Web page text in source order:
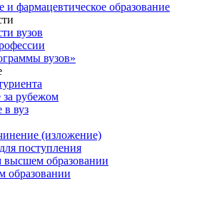
фармацевтическое образование
вузов
вузов»
за рубежом
в вуз
(изложение)
поступления
высшем образовании
образовании